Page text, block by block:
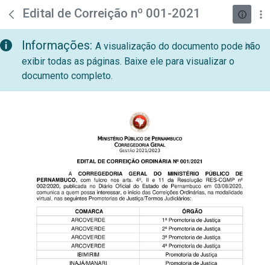
Pular para o Conteúdo principal
teste descricao
Edital de Correição nº 001-2021
Informações: A visualização do documento pode não
exibir todas as páginas. Baixe ele para visualizar o
documento completo.